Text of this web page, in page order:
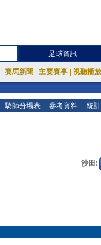
足球資訊
賽馬新聞 主要賽事 視聽播
騎師分場表 參考資料 統
沙田: